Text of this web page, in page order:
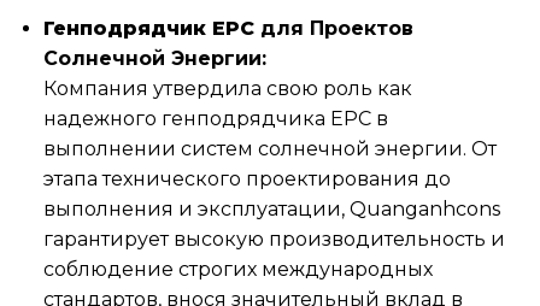
Генподрядчик EPCдля Проектов
Солнечной Энергии:
Компания утвердила свою роль как
надежного генподрядчика EPC в
выполнении систем солнечной энергии. От
этапа технического проектирования до
выполнения и эксплуатации, Quanganhcons
гарантирует высокую производительность и
соблюдение строгих международных
стандартов, внося значительный вклад в